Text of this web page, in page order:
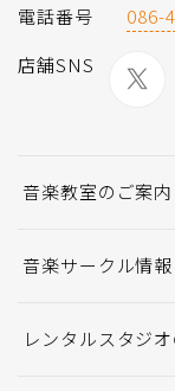
電話番号
086-
店舗SNS
音楽教室のご案内
音楽サークル情報
レンタルスタジ